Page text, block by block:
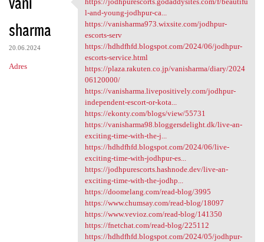
sharma
20.06.2024
Adres
https://jodhpurescorts
l-and-young-jodhpur-ca...
https://vanisharma973.wixsite.com/jodhpur-
escorts-serv
https://hdhdfhfd.blogspot.com/2024/06/jodhpur-
escorts-service.html
https://plaza.rakuten.co.jp/vanisharma/diary/2024
06120000/
https://vanisharma.livepositively.com/jodhpur-
independent-escort-or-kota...
https://ekonty.com/blogs/view/55731
https://vanisharma98.bloggersdelight.dk/live-an-
exciting-time-with-the-j...
https://hdhdfhfd.blogspot.com/2024/06/live-
exciting-time-with-jodhpur-es...
https://jodhpurescorts.hashnode.dev/live-an-
exciting-time-with-the-jodhp...
https://doomelang.com/read-blog/3995
https://www.chumsay.com/read-blog/18097
https://www.vevioz.com/read-blog/141350
https://fnetchat.com/read-blog/225112
https://hdhdfhfd.blogspot.com/2024/05/jodhpur-